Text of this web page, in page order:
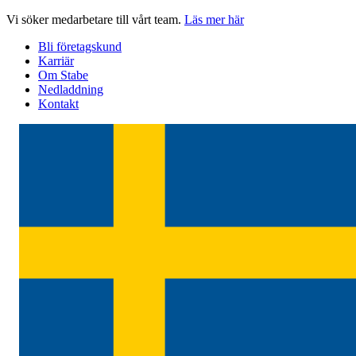
Hoppa
innehåll
Vi söker medarbetare till vårt team. Läs mer här
Bli företagskund
Karriär
Om Stabe
Nedladdning
Kontakt